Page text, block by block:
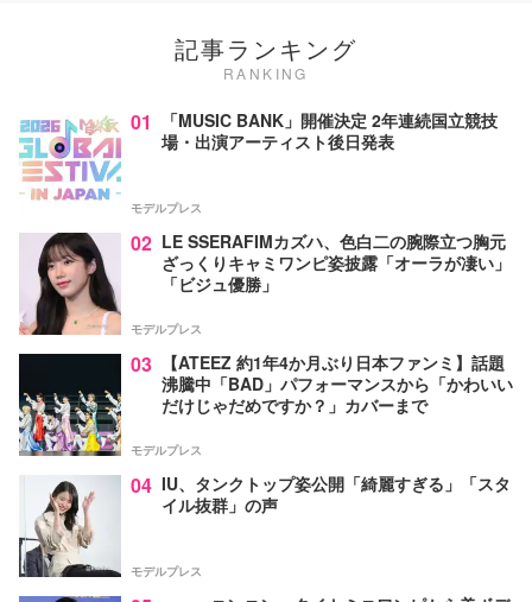
記事ランキング
RANKING
01
「MUSIC BANK」開催決定 2年連続国立競技
場・出演アーティスト後日発表
モデルプレス
02 LE SSERAFIMカズハ、色白二の腕際立つ胸元
ざっくりキャミワンピ姿披露「オーラが凄い」
「ビジュ優勝」
モデルプレス
03
【ATEEZ 約1年4か月ぶり日本ファンミ】話題
沸騰中「BAD」パフォーマンスから「かわいい
だけじゃだめですか？」カバーまで
モデルプレス
04 IU、タンクトップ姿公開「綺麗すぎる」「スタ
イル抜群」の声
モデルプレス